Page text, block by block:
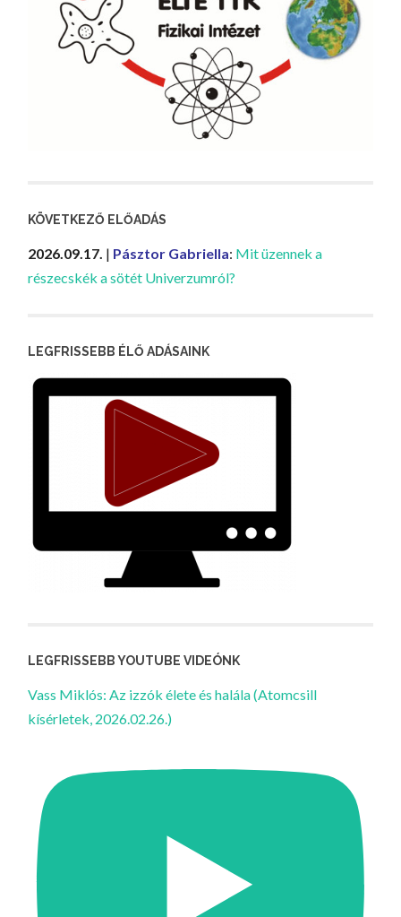
KÖVETKEZŐ ELŐADÁS
2026.09.17. | Pásztor Gabriella: Mit üzennek a
részecskék a sötét Univerzumról?
LEGFRISSEBB ÉLŐ ADÁSAINK
LEGFRISSEBB YOUTUBE VIDEÓNK
Vass Miklós: Az izzók élete és halála (Atomcsill
kísérletek, 2026.02.26.)